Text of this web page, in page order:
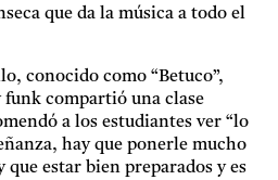
que da la música a todo el
conocido como “Betuco”,
compartió una clase
a los estudiantes ver “lo
hay que ponerle mucho
que estar bien preparados y es